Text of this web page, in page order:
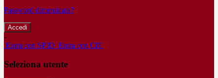
Password dimenticata?
-
Entra con SPID Entra con CIE
Seleziona utente